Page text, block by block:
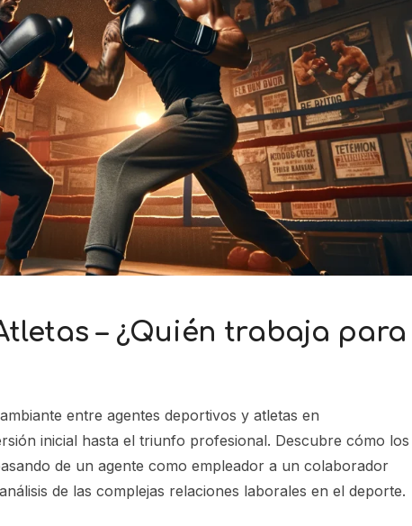
– ¿Quién trabaja para
entre agentes deportivos y atletas en
inicial hasta el triunfo profesional. Descubre cómo los
de un agente como empleador a un colaborador
de las complejas relaciones laborales en el deporte.